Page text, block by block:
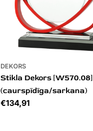
DEKORS
Stikla Dekors [W570.08]
(caurspīdīga/sarkana)
Cena
€134,91